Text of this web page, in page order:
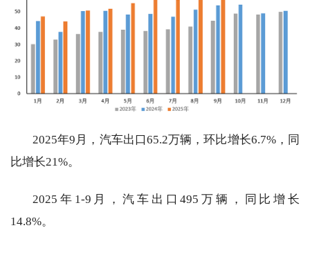
2025年9月，汽车出口65.2万辆，环比增长6.7%，同
比增长21%。
2025年1-9月，汽车出口495万辆，同比增长
14.8%。